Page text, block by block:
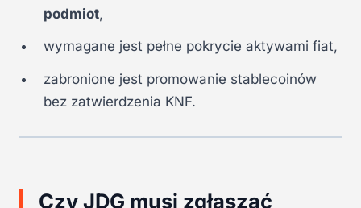
podmiot,
wymagane jest pełne pokrycie aktywami fiat,
zabronione jest promowanie stablecoinów
bez zatwierdzenia KNF.
Czy JDG musi zgłaszać